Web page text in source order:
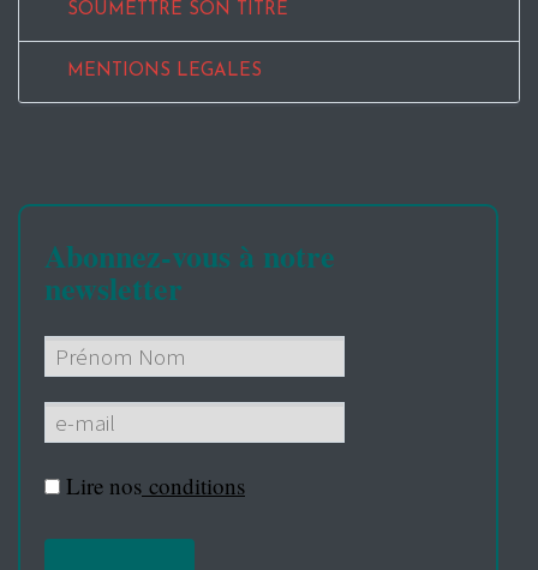
SOUMETTRE SON TITRE
MENTIONS LEGALES
Abonnez-vous à notre
newsletter
Lire nos conditions